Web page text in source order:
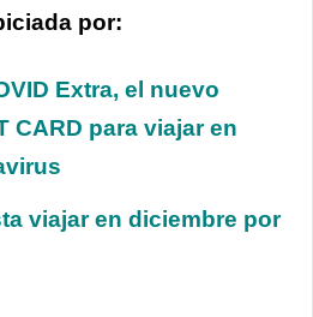
por:
Extra, el nuevo
CARD para viajar en
viajar en diciembre por